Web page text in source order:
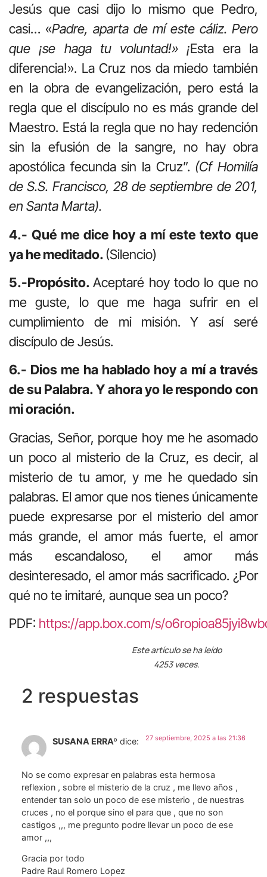
Jesús que casi dijo lo mismo que Pedro,
casi… «Padre, aparta de mí este cáliz. Pero
que ¡se haga tu voluntad!» ¡Esta era la
diferencia!». La Cruz nos da miedo también
en la obra de evangelización, pero está la
regla que el discípulo no es más grande del
Maestro. Está la regla que no hay redención
sin la efusión de la sangre, no hay obra
apostólica fecunda sin la Cruz”. (Cf Homilía
de S.S. Francisco, 28 de septiembre de 201,
en Santa Marta).
4.- Qué me dice hoy a mí este texto que
ya he meditado.(Silencio)
5.-Propósito.Aceptaré hoy todo lo que no
me guste, lo que me haga sufrir en el
cumplimiento de mi misión. Y así seré
discípulo de Jesús.
6.- Dios me ha hablado hoy a mí a través
de su Palabra. Y ahora yo le respondo con
mi oración.
Gracias, Señor, porque hoy me he asomado
un poco al misterio de la Cruz, es decir, al
misterio de tu amor, y me he quedado sin
palabras. El amor que nos tienes únicamente
puede expresarse por el misterio del amor
más grande, el amor más fuerte, el amor
más escandaloso, el amor más
desinteresado, el amor más sacrificado. ¿Por
qué no te imitaré, aunque sea un poco?
PDF: https://app.box.com/s/
Este artículo se ha leído
4253 veces.
2 respuestas
SUSANA ERRAº dice: 27 septiembre, 2025 a las 21:36
No se como expresar en palabras esta hermosa
reflexion , sobre el misterio de la cruz , me llevo años ,
entender tan solo un poco de ese misterio , de nuestras
cruces , no el porque sino el para que , que no son
castigos ,,, me pregunto podre llevar un poco de ese
amor ,,,
Gracia por todo
Padre Raul Romero Lopez